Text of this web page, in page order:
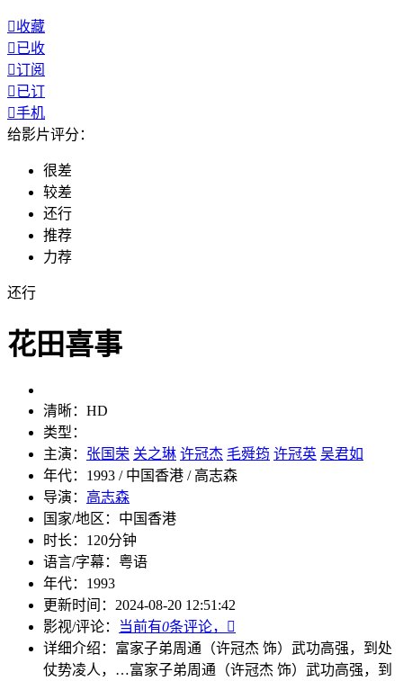
收藏
已收
订阅
已订
手机
给影片评分：
很差
较差
还行
推荐
力荐
还行
花田喜事
清晰： HD
类型：
主演： 张国荣 关之琳 许冠杰 毛舜筠 许冠英 吴君如
年代： 1993 / 中国香港 / 高志森
导演： 高志森
国家/地区： 中国香港
时长： 120分钟
语言/字幕： 粤语
年代： 1993
更新时间： 2024-08-20 12:51:42
影视/评论：
当前有0条评论，

详细介绍： 富家子弟周通（许冠杰 饰）武功高强，到处
仗势凌人，…富家子弟周通（许冠杰 饰）武功高强，到